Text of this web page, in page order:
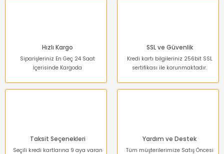
Hızlı Kargo
Siparişleriniz En Geç 24 Saat
İçerisinde Kargoda
SSL ve Güvenlik
Kredi kartı bilgileriniz 256bit SSL
sertifikası ile korunmaktadır.
Taksit Seçenekleri
Seçili kredi kartlarına 9 aya varan
Yardım ve Destek
Tüm müşterilerimize Satış Öncesi